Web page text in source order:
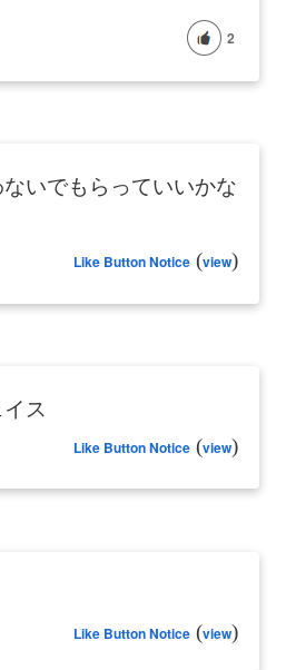
2
いでもらっていいかな
Like Button Notice (view)
ス
Like Button Notice (view)
Like Button Notice (view)